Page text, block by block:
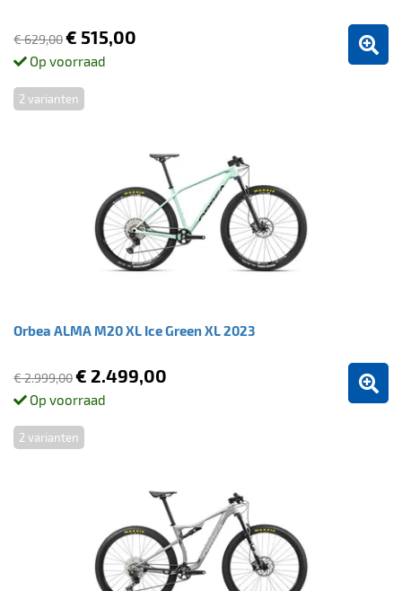
€ 629,00€ 515,00
Op voorraad
Orbea ALMA M20 XL Ice Green XL 2023
2 varianten
€ 2.999,00€ 2.499,00
Op voorraad
2 varianten